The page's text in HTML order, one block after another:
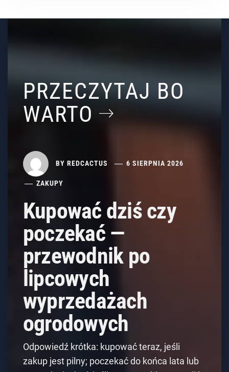
PRZECZYTAJ BO
WARTO
BY REDCACTUS 6 SIERPNIA 2026
ZAKUPY
Kupować dziś czy
poczekać —
przewodnik po
lipcowych
wyprzedażach
ogrodowych
Odpowiedź krótka: kupować teraz, jeśli
zakup jest pilny; poczekać do końca lata lub